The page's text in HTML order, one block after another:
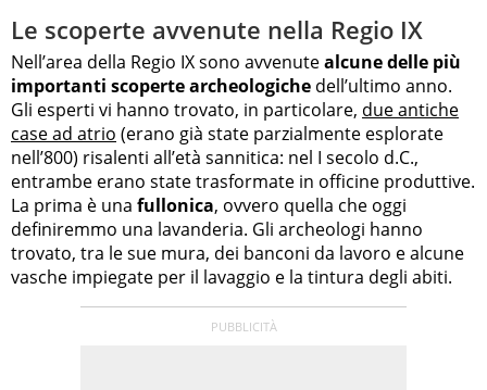
Le scoperte avvenute nella Regio IX
Nell’area della Regio IX sono avvenutealcune delle più
importanti scoperte archeologiche dell’ultimo anno.
Gli esperti vi hanno trovato, in particolare, due antiche
case ad atrio (erano già state parzialmente esplorate
nell’800) risalenti all’età sannitica: nel I secolo d.C.,
entrambe erano state trasformate in officine produttive.
La prima è una fullonica, ovvero quella che oggi
definiremmo una lavanderia. Gli archeologi hanno
trovato, tra le sue mura, dei banconi da lavoro e alcune
vasche impiegate per il lavaggio e la tintura degli abiti.